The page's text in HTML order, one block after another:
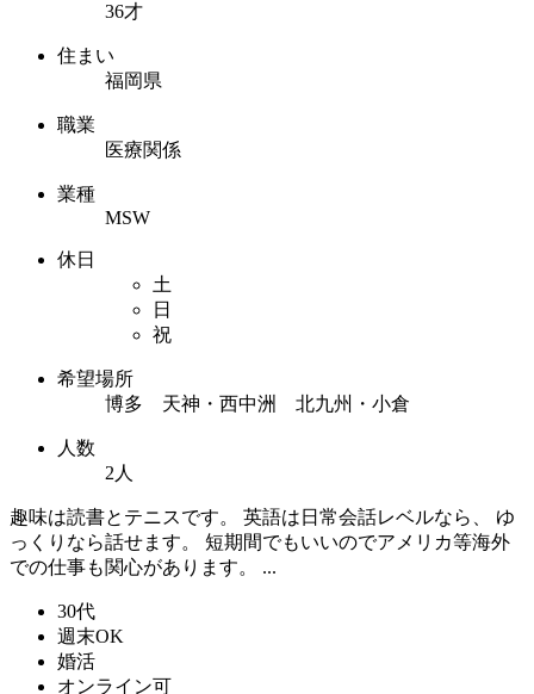
36才
住まい
福岡県
職業
医療関係
業種
MSW
休日
土
日
祝
希望場所
博多 天神・西中洲 北九州・小倉
人数
2人
趣味は読書とテニスです。 英語は日常会話レベルなら、 ゆ
っくりなら話せます。 短期間でもいいのでアメリカ等海外
での仕事も関心があります。 ...
30代
週末OK
婚活
オンライン可